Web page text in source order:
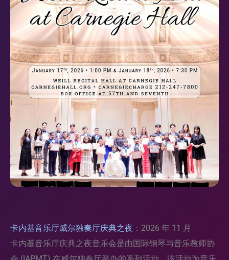
卡内基音乐厅威尔独奏厅庆典之夜 ：2026 年 11 月
卡内基音乐厅庆典之夜音乐会是由国际钢琴与音乐教师协